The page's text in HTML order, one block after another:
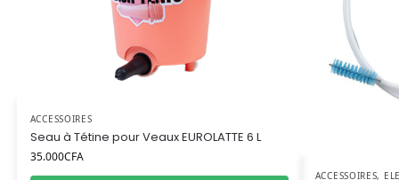
ACCESSOIRES
Seau à Tétine pour Veaux EUROLATTE 6 L
35.000CFA
ACCESSOIRES,